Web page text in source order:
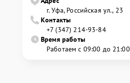
г. Уфа, Российская ул., 23
Контакты
+7 (347) 214-93-84
Время работы
Работаем с 09:00 до 21:00